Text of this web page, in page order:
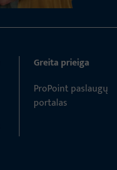
Greita prieiga
ProPoint paslaugų
portalas